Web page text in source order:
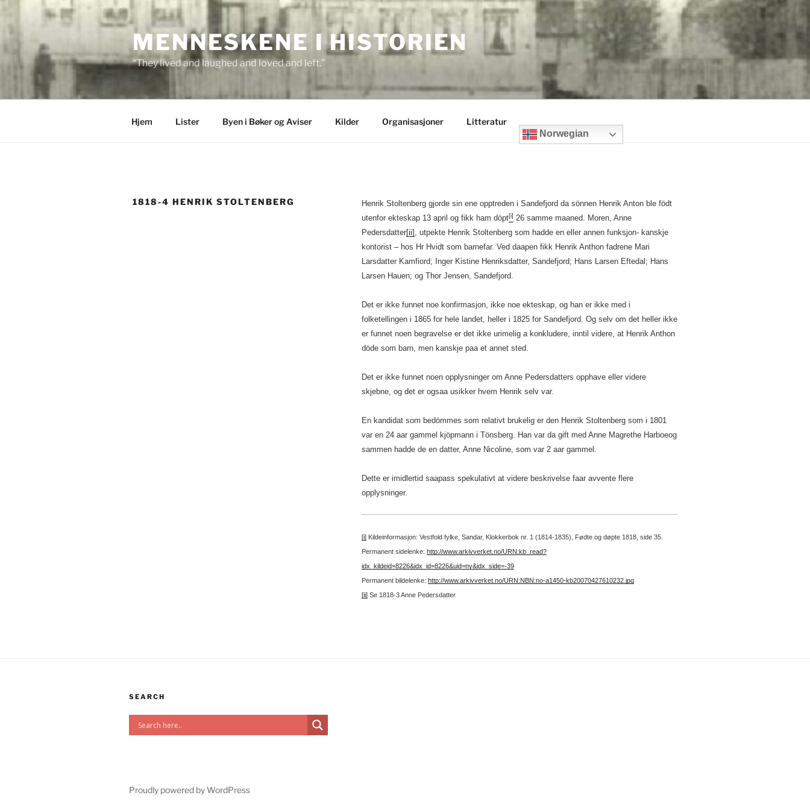
content
MENNESKENE I HISTORIEN
“They lived and laughed and loved and left.”
Hjem Lister Byen i Bøker og Aviser Kilder Organisasjoner
Litteratur
Norwegian
1818-4 HENRIK STOLTENBERG
Henrik Stoltenberg gjorde sin ene opptreden i Sandefjord da sönnen Henrik Anton ble födt
utenfor ekteskap 13 april og fikk ham döpt[i] 26 samme maaned. Moren, Anne
Pedersdatter[ii] , utpekte Henrik Stoltenberg som hadde en eller annen funksjon- kanskje
kontorist – hos Hr Hvidt som barnefar. Ved daapen fikk Henrik Anthon fadrene Mari
Larsdatter Kamfiord; Inger Kistine Henriksdatter, Sandefjord; Hans Larsen Eftedal; Hans
Larsen Hauen; og Thor Jensen, Sandefjord.
Det er ikke funnet noe konfirmasjon, ikke noe ekteskap, og han er ikke med i
folketellingen i 1865 for hele landet, heller i 1825 for Sandefjord. Og selv om det heller ikke
er funnet noen begravelse er det ikke urimelig a konkludere, inntil videre, at Henrik Anthon
döde som barn, men kanskje paa et annet sted.
Det er ikke funnet noen opplysninger om Anne Pedersdatters opphave eller videre
skjebne, og det er ogsaa usikker hvem Henrik selv var.
En kandidat som bedömmes som relativt brukelig er den Henrik Stoltenberg som i 1801
var en 24 aar gammel kjöpmann i Tönsberg. Han var da gift med Anne Magrethe Harboeog
sammen hadde de en datter, Anne Nicoline, som var 2 aar gammel.
Dette er imidlertid saapass spekulativt at videre beskrivelse faar avvente flere
opplysninger.
[i]Kildeinformasjon: Vestfold fylke, Sandar, Klokkerbok nr. 1 (1814-1835), Fødte og døpte 1818, side 35.
Permanent sidelenke: http://www.arkivverket.no/URN:kb_read?
idx_kildeid=8226&idx_id=8226&uid=ny&idx_side=-39
Permanent bildelenke: http://www.arkivverket.no/URN:NBN:no-a1450-kb20070427610232.jpg
[ii]Se 1818-3 Anne Pedersdatter
SEARCH
Proudly powered by WordPress